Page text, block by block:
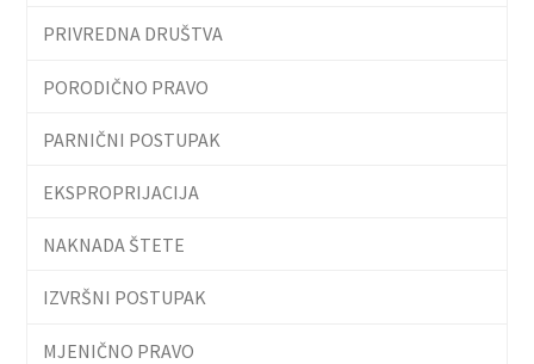
PRIVREDNA DRUŠTVA
PORODIČNO PRAVO
PARNIČNI POSTUPAK
EKSPROPRIJACIJA
NAKNADA ŠTETE
IZVRŠNI POSTUPAK
MJENIČNO PRAVO